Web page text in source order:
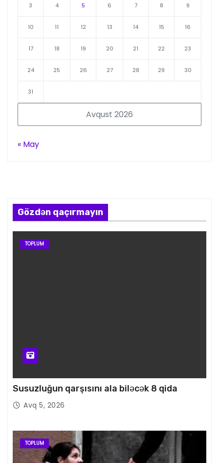
Avqust 2026
3 4 5 6 7 8 9
10 11 12 13 14 15 16
17 18 19 20 21 22 23
24 25 26 27 28 29 30
31
« May
Gözdən qaçırmayın
TOPLUM
Susuzluğun qarşısını ala biləcək 8 qida
Avq 5, 2026
TOPLUM